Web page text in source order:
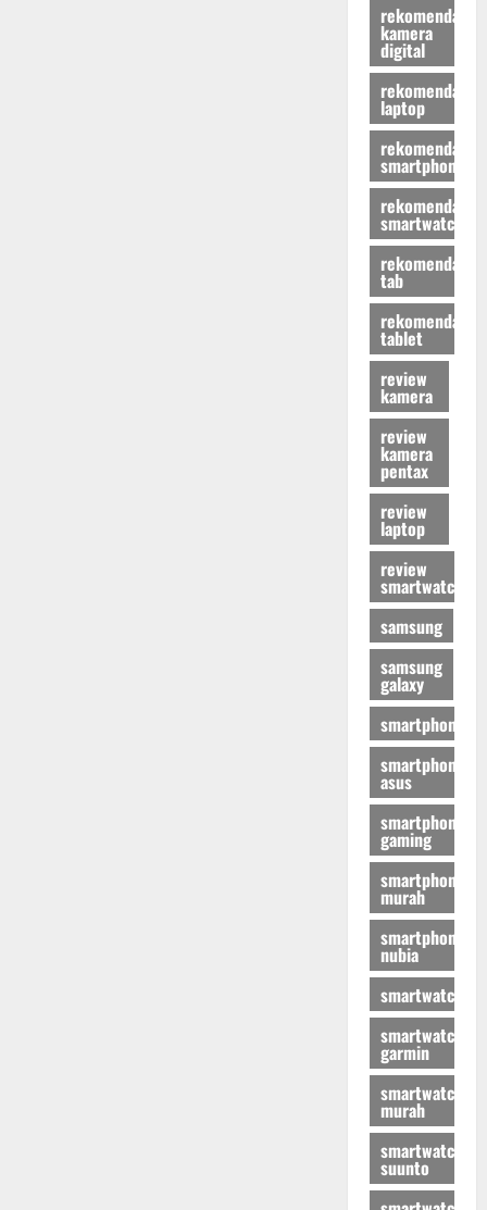
rekomendasi
kamera
digital
rekomendasi
laptop
rekomendasi
smartphone
rekomendasi
smartwatch
rekomendasi
tab
rekomendasi
tablet
review
kamera
review
kamera
pentax
review
laptop
review
smartwatch
samsung
samsung
galaxy
smartphone
smartphone
asus
smartphone
gaming
smartphone
murah
smartphone
nubia
smartwatch
smartwatch
garmin
smartwatch
murah
smartwatch
suunto